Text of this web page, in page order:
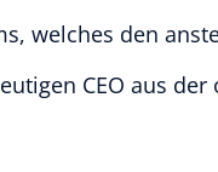
welches den
CEO aus